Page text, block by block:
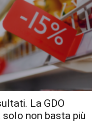
La GDO
non basta più